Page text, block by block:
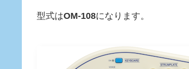
型式はOM-108になります。